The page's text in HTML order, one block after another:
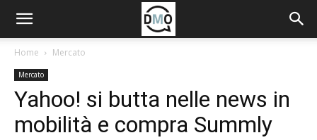
Home Mercato
Mercato
Yahoo! si butta nelle news in
mobilità e compra Summly